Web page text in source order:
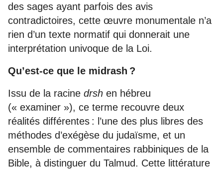
des sages ayant parfois des avis
contradictoires, cette œuvre monumentale n’a
rien d’un texte normatif qui donnerait une
interprétation univoque de la Loi.
Qu’est-ce que le midrash ?
Issu de la racine drsh en hébreu
(« examiner »), ce terme recouvre deux
réalités différentes : l’une des plus libres des
méthodes d’exégèse du judaïsme, et un
ensemble de commentaires rabbiniques de la
Bible, à distinguer du Talmud. Cette littérature